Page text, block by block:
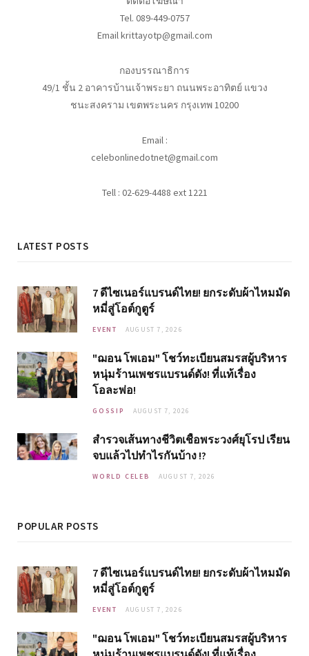
Tel. 089-449-0757
Email krittayotp@gmail.com
กองบรรณาธิการ
49/1 ชั้น 2 อาคารบ้านเจ้าพระยา ถนนพระอาทิตย์ แขวง
ชนะสงคราม เขตพระนคร กรุงเทพ 10200
Email :
celebonlinedotnet@gmail.com
Tell : 02-629-4488 ext 1221
LATEST POSTS
7 ดีไซเนอร์แบรนด์ไทย! ยกระดับผ้าไหมมัด
หมี่สู่โอต์กูตูร์
EVENT AUGUST 7, 2026
"ฌอน โพเอม" โชว์ทะเบียนสมรสผู้บริหาร
หนุ่มร้านเพชรแบรนด์ดัง! ที่แท้เรื่อง
โอละพ่อ!
GOSSIP AUGUST 7, 2026
สำรวจเส้นทางชีวิตเชื้อพระวงศ์ยุโรป เรียน
จบแล้วไปทำไรกันบ้าง !?
WORLD CELEB AUGUST 7, 2026
POPULAR POSTS
7 ดีไซเนอร์แบรนด์ไทย! ยกระดับผ้าไหมมัด
หมี่สู่โอต์กูตูร์
EVENT AUGUST 7, 2026
"ฌอน โพเอม" โชว์ทะเบียนสมรสผู้บริหาร